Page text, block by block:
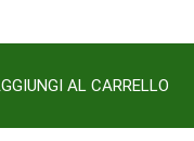
AL CARRELLO